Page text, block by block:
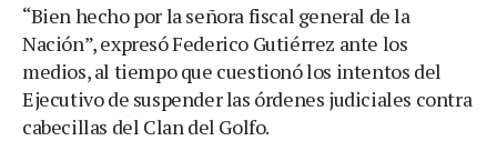
“Bien hecho por la señora fiscal general de la
Nación”, expresó Federico Gutiérrez ante los
medios, al tiempo que cuestionó los intentos del
Ejecutivo de suspender las órdenes judiciales contra
cabecillas del Clan del Golfo.